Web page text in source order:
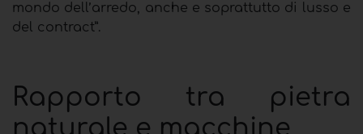
mondo dell’arredo, anche e soprattutto di lusso e
del contract”.
Rapporto tra pietra
naturale e macchine